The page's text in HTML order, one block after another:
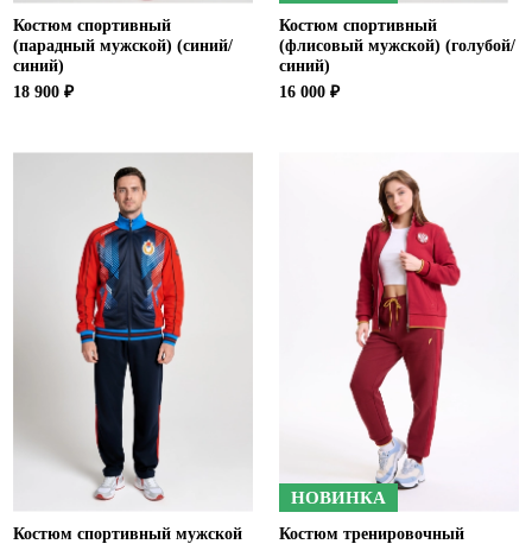
Костюм спортивный
(парадный мужской) (синий/
синий)
18 900 ₽
Костюм спортивный
(флисовый мужской) (голубой/
синий)
16 000 ₽
Костюм спортивный мужской
НОВИНКА
Костюм тренировочный